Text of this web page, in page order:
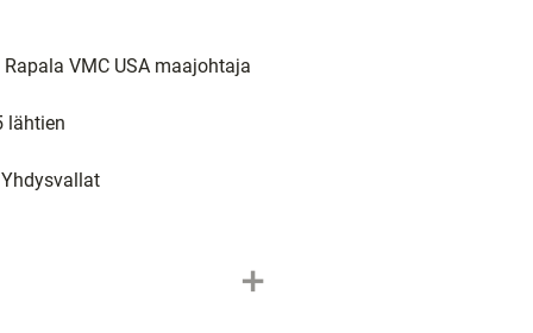
VMC USA maajohtaja
lähtien
add